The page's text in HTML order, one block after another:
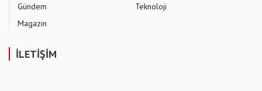
Gündem
Magazin
Teknoloji
İLETİŞİM